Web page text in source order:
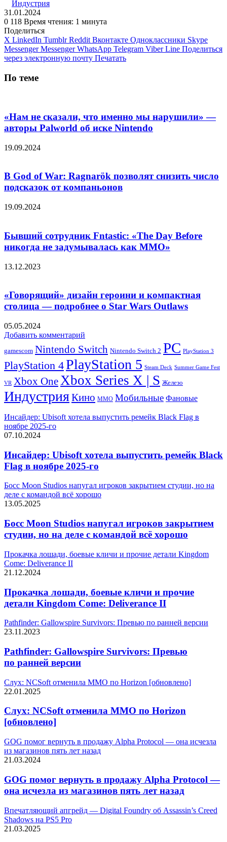
Индустрия
31.01.2024
0 118 Время чтения: 1 минута
Поделиться
X LinkedIn Tumblr Reddit Вконтакте Одноклассники Skype
Messenger Messenger WhatsApp Telegram Viber Line Поделиться
через электронную почту Печатать
По теме
«Нам не сказали, что именно мы нарушили» —
авторы Palworld об иске Nintendo
19.09.2024
В God of War: Ragnarök позволят снизить число
подсказок от компаньонов
19.09.2024
Бывший сотрудник Fntastic: «The Day Before
никогда не задумывалась как MMO»
13.12.2023
«Говорящий» дизайн героини и компактная
столица — подробнее о Star Wars Outlaws
05.05.2024
Добавить комментарий
gamescom Nintendo Switch Nintendo Switch 2 PC PlayStation 3
PlayStation 4PlayStation 5 Steam Deck Summer Game Fest
VR Xbox OneXbox Series X | S Железо
ИндустрияКино ММО Мобильные Фановые
Инсайдер: Ubisoft хотела выпустить ремейк Black Flag в
ноябре 2025-го
07.10.2024
Инсайдер: Ubisoft хотела выпустить ремейк Black
Flag в ноябре 2025-го
Босс Moon Studios напугал игроков закрытием студии, но на
деле с командой всё хорошо
13.05.2025
Босс Moon Studios напугал игроков закрытием
студии, но на деле с командой всё хорошо
Прокачка лошади, боевые кличи и прочие детали Kingdom
Come: Deliverance II
21.12.2024
Прокачка лошади, боевые кличи и прочие
детали Kingdom Come: Deliverance II
Pathfinder: Gallowspire Survivors: Превью по ранней версии
23.11.2023
Pathfinder: Gallowspire Survivors: Превью
по ранней версии
Слух: NCSoft отменила MMO по Horizon [обновлено]
22.01.2025
Слух: NCSoft отменила MMO по Horizon
[обновлено]
GOG помог вернуть в продажу Alpha Protocol — она исчезла
из магазинов пять лет назад
21.03.2024
GOG помог вернуть в продажу Alpha Protocol —
она исчезла из магазинов пять лет назад
Впечатляющий апгрейд — Digital Foundry об Assassin’s Creed
Shadows на PS5 Pro
21.03.2025